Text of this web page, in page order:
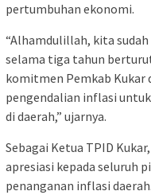
pertumbuhan ekonomi.
“Alhamdulillah, kita
selama tiga tahun
komitmen Pemkab Kukar
pengendalian inflasi
di daerah,” ujarnya.
Sebagai Ketua TPID
apresiasi kepada seluruh
penanganan inflasi daerah.